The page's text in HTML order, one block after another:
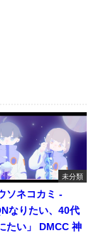
未分類
ソネコカミ -
なりたい、40代
たい」 DMCC 神